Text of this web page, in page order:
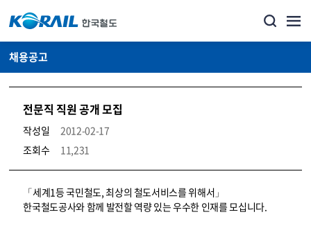
채용공고
전문직 직원 공개 모집
작성일
2012-02-17
조회수
11,231
코레일소개_경영공시_채용공고 상세보기 – 내용, 파일, 담당자 연락처로 구성
「세계1등 국민철도, 최상의 철도서비스를 위해서」
한국철도공사와 함께 발전할 역량 있는 우수한 인재를 모십니다.